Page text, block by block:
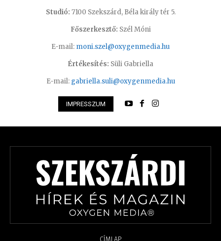
Studió: 7100 Szekszárd, Béla király tér 5.
Főszerkesztő: Szél Móni
E-mail: moni.szel@oxygenmedia.hu
Értékesítés: Süli Gabriella
E-mail: gabriella.suli@oxygenmedia.hu
IMPRESSZUM
CÍMLAP